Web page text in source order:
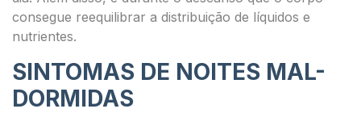
consegue reequilibrar a distribuição de líquidos e
nutrientes.
SINTOMAS DE NOITES MAL-
DORMIDAS